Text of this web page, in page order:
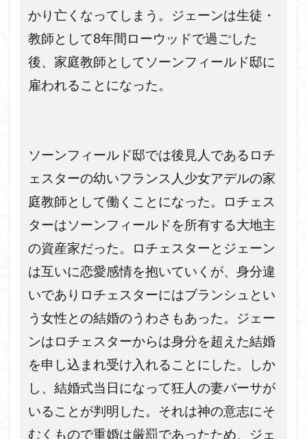
かり亡くなってしまう。ジェーンは生徒・
教師として8年間ローウッドで過ごした
後、家庭教師としてソーンフィールド邸に
雇われることになった。
ソーンフィールド邸では後見人であるロチ
ェスターの幼いフランス人少女アデルの家
庭教師として働くことになった。ロチェス
ターはソーンフィールドを所有する大地主
の資産家だった。ロチェスターとジェーン
は互いに恋愛感情を抱いていくが、身分違
いでありロチェスターにはブランシュとい
う女性との結婚のうわさもあった。ジェー
ンはロチェスターからは身分を超えた結婚
を申し込まれ受け入れることにした。しか
し、結婚式当日になって狂人の妻バーサが
いることが判明した。それは神の意志にそ
むくもので重婚は厳罰であったため、ジェ